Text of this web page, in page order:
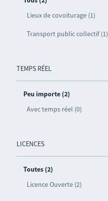
Lieux de covoiturage (1)
Transport public collectif (1)
TEMPS RÉEL
Peu importe (2)
Avec temps réel (0)
LICENCES
Toutes (2)
Licence Ouverte (2)